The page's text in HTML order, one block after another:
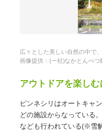
広々とした美しい自然の中で
画像提供：(一社)なかとんべ
アウトドアを楽し
ピンネシリはオートキャ
どの施設からなっている
なども行われている(※雪